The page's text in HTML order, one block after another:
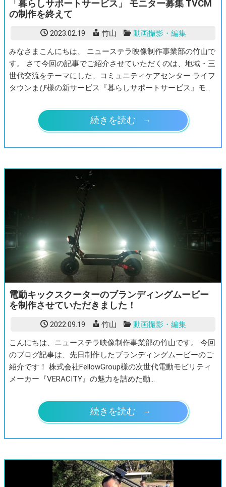
「暮らしサポートサービス」 モニター募集 TVCM
の制作を終えて
2023.02.19 竹山
動画撮影・編集
みなさまこんにちは、 ニューステラ映像制作事業部の竹山で
す。 さて今回の記事でご紹介させていただくのは、地域・三
世代交流をテーマにした、コミュニティケアセンター ライフ
タウンまび様の新サービス『暮らしサポートサービス』モ…
続きを読む
電動キックスクーターのブランディングムービー
を制作させていただきました！
2022.09.19 竹山
動画撮影・編集
こんにちは、ニューステラ映像制作事業部の竹山です。 今回
のブログ記事は、先日制作したブランディングムービーのご
紹介です！ 株式会社FellowGroup様の次世代電動モビリティ
メーカー『VERACITY』の魅力を詰めた動…
続きを読む